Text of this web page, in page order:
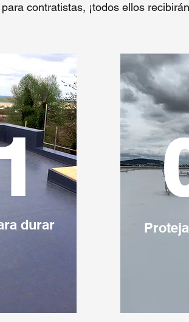
contratistas, ¡todos ellos
durar